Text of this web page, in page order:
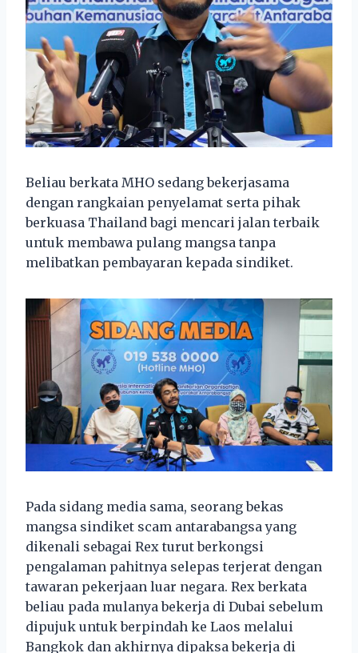
Beliau berkata MHO sedang bekerjasama
dengan rangkaian penyelamat serta pihak
berkuasa Thailand bagi mencari jalan terbaik
untuk membawa pulang mangsa tanpa
melibatkan pembayaran kepada sindiket.
Pada sidang media sama, seorang bekas
mangsa sindiket scam antarabangsa yang
dikenali sebagai Rex turut berkongsi
pengalaman pahitnya selepas terjerat dengan
tawaran pekerjaan luar negara. Rex berkata
beliau pada mulanya bekerja di Dubai sebelum
dipujuk untuk berpindah ke Laos melalui
Bangkok dan akhirnya dipaksa bekerja di